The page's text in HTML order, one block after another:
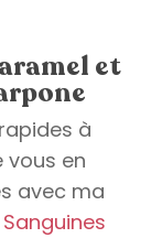
et
à
vous en
avec ma